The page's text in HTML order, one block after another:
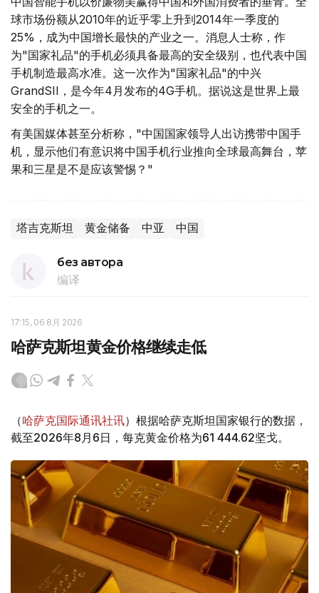
球市场份额从2010年的近乎零上升到2014年一季度的
25%，成为中国增长最快的产业之一。消息人士称，作
为"国家礼品"的手机必须具备最高的安全级别，也代表中国
手机制造最高水准。这一次作为"国家礼品"的中兴
GrandSII，是今年4月发布的4G手机。据说这是世界上最
安全的手机之一。
有美国媒体甚至分析称，"中国国家领导人出访携带中国手
机，显示他们有意识将中国手机行业推向全球最高舞台，苹
果和三星是不是应该警惕？"
塔吉克斯坦 黄金储备 中亚 中国
без автора
编译
17:15, 06 8月 2026
哈萨克斯坦黄金价格继续走低
（哈萨克国际通讯社讯）根据哈萨克斯坦国家银行的数据，
截至2026年8月6日，每克黄金价格为61 444.62坚戈。